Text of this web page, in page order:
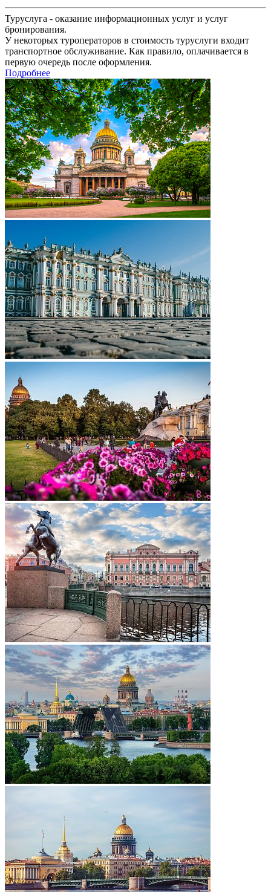
Туруслуга - оказание информационных услуг и услуг
бронирования.
У некоторых туроператоров в стоимость туруслуги входит
транспортное обслуживание. Как правило, оплачивается в
первую очередь после оформления.
Подробнее